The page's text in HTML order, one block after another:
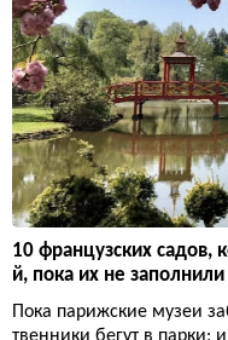
10 французских садов,
й, пока их не заполнили
Пока парижские музеи